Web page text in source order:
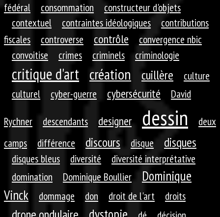
fédéral
consommation
constructeur d'objets
contextuel
contraintes idéologiques
contributions
fiscales
controverse contrôle
convergence nbic
convoitise
crimes criminels criminologie
critique d'art création cuillère
culture
culturel
cyber-guerre cybersécurité
David
Rychner
descendants designer dessin
deux
camps
différence discours disque disques
disques bleus diversité
diversité interprétative
domination
Dominique Boullier
Dominique
Vinck
dommage don droit de l'art droits